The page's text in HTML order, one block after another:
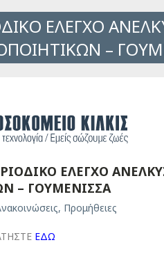
ΕΛΕΓΧΟ
–
ΕΛΕΓΧΟ
– ΓΟΥΜΕΝΙΣΣΑ
, Προμήθειες
ΕΔΩ